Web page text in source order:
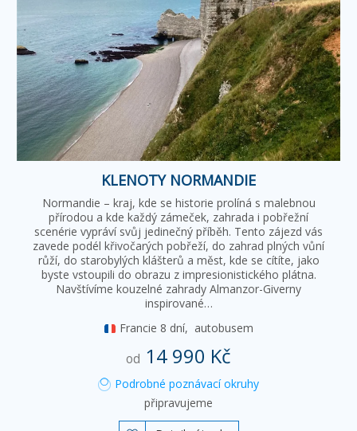
KLENOTY NORMANDIE
Normandie – kraj, kde se historie prolíná s malebnou
přírodou a kde každý zámeček, zahrada i pobřežní
scenérie vypráví svůj jedinečný příběh. Tento zájezd vás
zavede podél křivočarých pobřeží, do zahrad plných vůní
růží, do starobylých klášterů a měst, kde se cítíte, jako
byste vstoupili do obrazu z impresionistického plátna.
Navštívíme kouzelné zahrady Almanzor-Giverny
inspirované…
Francie 8 dní, autobusem
od 14 990 Kč
Podrobné poznávací okruhy
připravujeme